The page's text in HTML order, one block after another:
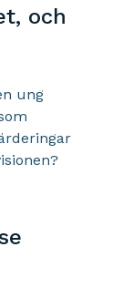
och
ung